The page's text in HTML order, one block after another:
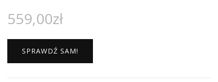
559,00zł
SPRAWDŹ SAM!